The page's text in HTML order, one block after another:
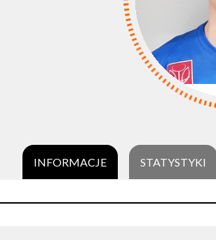
INFORMACJE STATYSTYKI